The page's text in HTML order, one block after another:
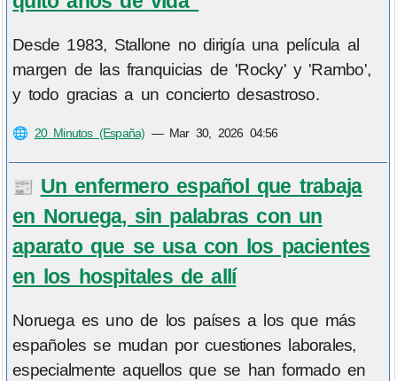
Desde 1983, Stallone no dirigía una película al
margen de las franquicias de 'Rocky' y 'Rambo',
y todo gracias a un concierto desastroso.
🌐 20 Minutos (España) — Mar 30, 2026 04:56
📰 Un enfermero español que trabaja
en Noruega, sin palabras con un
aparato que se usa con los pacientes
en los hospitales de allí
Noruega es uno de los países a los que más
españoles se mudan por cuestiones laborales,
especialmente aquellos que se han formado en